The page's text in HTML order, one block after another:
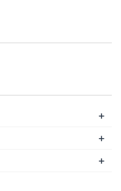
+
+
+